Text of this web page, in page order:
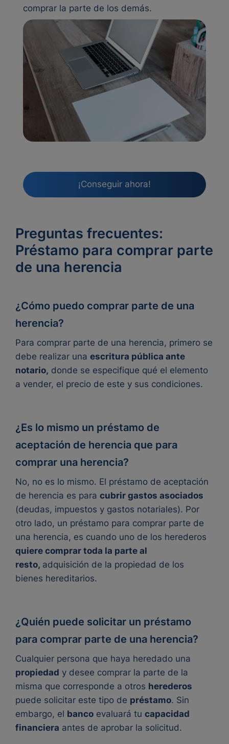
comprar la parte de los demás.
¡Conseguir ahora!
Preguntas frecuentes:
Préstamo para comprar parte
de una herencia
¿Cómo puedo comprar parte de una
herencia?
Para comprar parte de una herencia, primero se
debe realizar una escritura pública ante
notario, donde se especifique qué el elemento
a vender, el precio de este y sus condiciones.
¿Es lo mismo un préstamo de
aceptación de herencia que para
comprar una herencia?
No, no es lo mismo. El préstamo de aceptación
de herencia es para cubrir gastos asociados
(deudas, impuestos y gastos notariales). Por
otro lado, un préstamo para comprar parte de
una herencia, es cuando uno de los herederos
quiere comprar toda la parte al
resto, adquisición de la propiedad de los
bienes hereditarios.
¿Quién puede solicitar un préstamo
para comprar parte de una herencia?
Cualquier persona que haya heredado una
propiedad y desee comprar la parte de la
misma que corresponde a otros herederos
puede solicitar este tipo de préstamo. Sin
embargo, el banco evaluará tu capacidad
financiera antes de aprobar la solicitud.